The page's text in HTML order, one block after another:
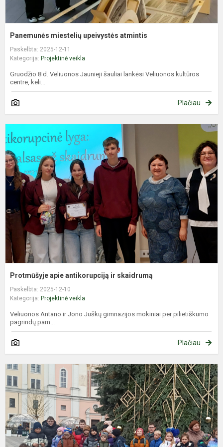
Panemunės miestelių upeivystės atmintis
Paskelbta: 2025-12-11
Kategorija: Projektinė veikla
Gruodžio 8 d. Veliuonos Jaunieji šauliai lankėsi Veliuonos kultūros
centre, keli...
Plačiau
Protmūšyje apie antikorupciją ir skaidrumą
Paskelbta: 2025-12-10
Kategorija: Projektinė veikla
Veliuonos Antano ir Jono Juškų gimnazijos mokiniai per pilietiškumo
pagrindų pam...
Plačiau